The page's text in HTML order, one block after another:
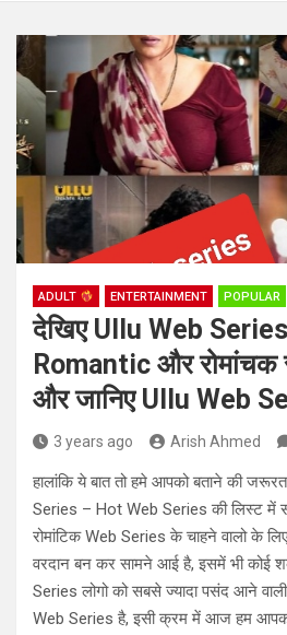
ADULT ENTERTAINMENT POPULAR
देखिए Ullu Web
Romantic और रोमांचक
और जानिए Ullu Web
3 years ago Arish Ahmed
हालांकि ये बात तो हमे आपको बताने की
Series – Hot Web Series की लिस्ट में
रोमांटिक Web Series के चाहने वालो के
वरदान बन कर सामने आई है, इसमें भी कोई
Series लोगो को सबसे ज्यादा पसंद आने
Web Series है, इसी क्रम में आज हम